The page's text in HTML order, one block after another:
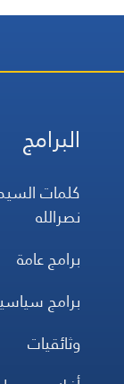
البرامج
كلمات
نصرالله
برامج عامة
برامج
وثائقيات